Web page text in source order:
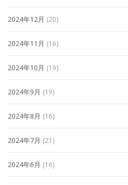
2024年12月 (20)
2024年11月 (16)
2024年10月 (19)
2024年9月 (19)
2024年8月 (16)
2024年7月 (21)
2024年6月 (16)